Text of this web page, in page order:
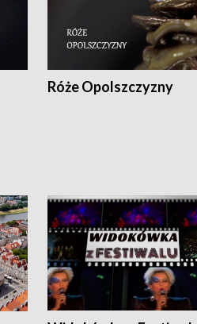
Róże Opolszczyzny